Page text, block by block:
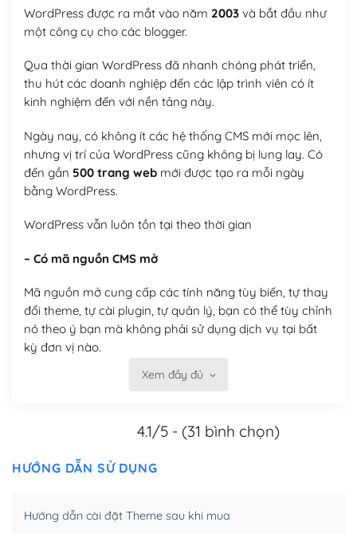
WordPress được ra mắt vào năm 2003và bắt đầu như
một công cụ cho các blogger.
Qua thời gian WordPress đã nhanh chóng phát triển,
thu hút các doanh nghiệp đến các lập trình viên có ít
kinh nghiệm đến với nền tảng này.
Ngày nay, có không ít các hệ thống CMS mới mọc lên,
nhưng vị trí của WordPress cũng không bị lung lay. Có
đến gần 500 trang webmới được tạo ra mỗi ngày
bằng WordPress.
WordPress vẫn luôn tồn tại theo thời gian
– Có mã nguồn CMS mở
Mã nguồn mở cung cấp các tính năng tùy biến, tự thay
đổi theme, tự cài plugin, tự quản lý, bạn có thể tùy chỉnh
nó theo ý bạn mà không phải sử dụng dịch vụ tại bất
kỳ đơn vị nào.
Việc của bạn là đăng ký một tên miền và hosting để
Có thể tùy biến trên website WordPress
– Thân thiện với công cụ tìm kiếm
WordPress bao gồm nhiều công cụ và plugin để tối ưu
Xem đầy đủ
4.1/5 - (31 bình chọn)
HƯỚNG DẪN SỬ DỤNG
Hướng dẫn cài đặt Theme sau khi mua